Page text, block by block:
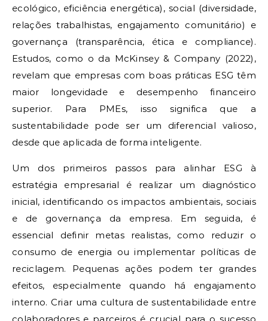
ecológico, eficiência energética), social (diversidade,
relações trabalhistas, engajamento comunitário) e
governança (transparência, ética e compliance).
Estudos, como o da McKinsey & Company (2022),
revelam que empresas com boas práticas ESG têm
maior longevidade e desempenho financeiro
superior. Para PMEs, isso significa que a
sustentabilidade pode ser um diferencial valioso,
desde que aplicada de forma inteligente.
Um dos primeiros passos para alinhar ESG à
estratégia empresarial é realizar um diagnóstico
inicial, identificando os impactos ambientais, sociais
e de governança da empresa. Em seguida, é
essencial definir metas realistas, como reduzir o
consumo de energia ou implementar políticas de
reciclagem. Pequenas ações podem ter grandes
efeitos, especialmente quando há engajamento
interno. Criar uma cultura de sustentabilidade entre